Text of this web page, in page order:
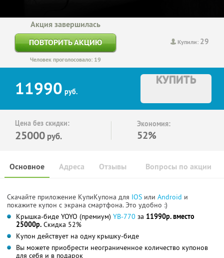
Купили: 29
Акция завершилась
ПОВТОРИТЬ АКЦИЮ
Человек проголосовало: 19
11990 руб.
КУПИТЬ
Цена без скидки:
25000 руб.
Экономия:
52%
Основное Отзывы Вопросы по акции
Адреса
Скачайте приложение КупиКупона для IOS или Android и
покажите купон с экрана смартфона. Это удобно :)
Крышка-биде YOYO (премиум) YB-770 за 11990р. вместо
25000р. Скидка 52%
Купон действует на одну крышку-биде
Вы можете приобрести неограниченное количество купонов
для себя и в подарок